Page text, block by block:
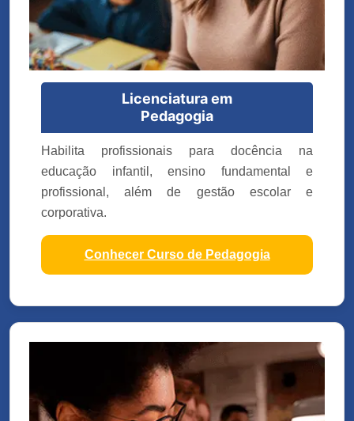
Licenciatura em
Pedagogia
Habilita profissionais para docência na
educação infantil, ensino fundamental e
profissional, além de gestão escolar e
corporativa.
Conhecer Curso de Pedagogia